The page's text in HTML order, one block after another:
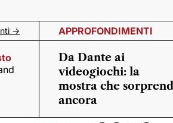
-> APPROFONDIMENTI
Da Dante ai
videogiochi: la
mostra che
ancora